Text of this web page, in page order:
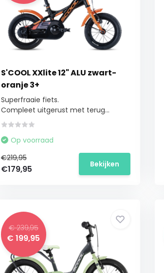
S'COOL XXlite 12" ALU zwart-
oranje 3+
Superfraaie fiets.
Compleet uitgerust met terug...
Op voorraad
€219,95
€179,95 Bekijken
€ 239,95
€ 199,95